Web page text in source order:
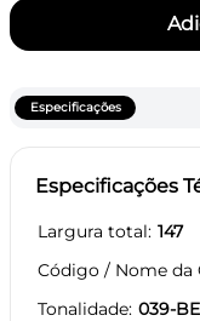
Especificações
Especificações
Largura total 147
Código / Nome da
Tonalidade 039-